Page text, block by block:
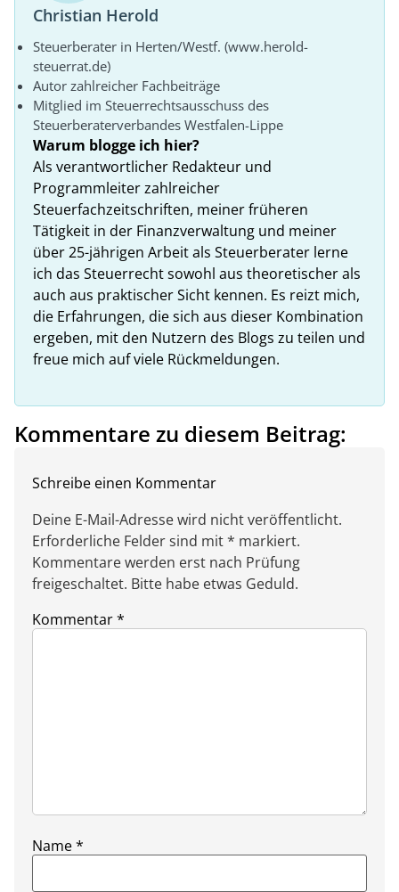
Christian Herold
Steuerberater in Herten/Westf. (www.herold-
steuerrat.de)
Autor zahlreicher Fachbeiträge
Mitglied im Steuerrechtsausschuss des
Steuerberaterverbandes Westfalen-Lippe
Warum blogge ich hier?
Als verantwortlicher Redakteur und
Programmleiter zahlreicher
Steuerfachzeitschriften, meiner früheren
Tätigkeit in der Finanzverwaltung und meiner
über 25-jährigen Arbeit als Steuerberater lerne
ich das Steuerrecht sowohl aus theoretischer als
auch aus praktischer Sicht kennen. Es reizt mich,
die Erfahrungen, die sich aus dieser Kombination
ergeben, mit den Nutzern des Blogs zu teilen und
freue mich auf viele Rückmeldungen.
Kommentare zu diesem Beitrag:
Schreibe einen Kommentar
Deine E-Mail-Adresse wird nicht veröffentlicht.
Erforderliche Felder sind mit * markiert.
Kommentare werden erst nach Prüfung
freigeschaltet. Bitte habe etwas Geduld.
Kommentar*
Name*